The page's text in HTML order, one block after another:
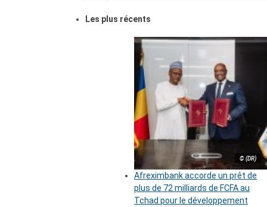
Les plus récents
© (DR)
Afreximbank accorde un prêt de
plus de 72 milliards de FCFA au
Tchad pour le développement